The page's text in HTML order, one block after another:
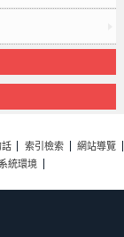
話 索引檢索
網站導覽
統環境